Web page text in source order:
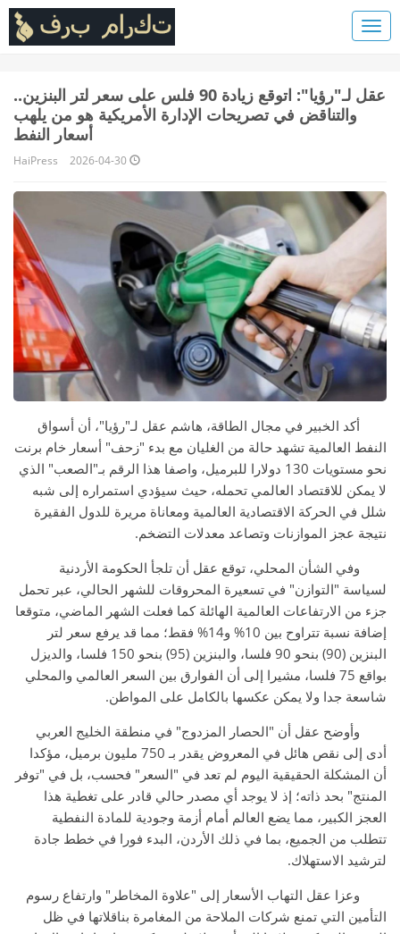
عقل لـ"رؤيا": اتوقع زيادة 90 فلس على سعر لتر البنزين..
والتناقض في تصريحات الإدارة الأمريكية هو من يلهب
أسعار النفط
2026-04-30
HaiPress
أكد الخبير في مجال الطاقة، هاشم عقل لـ"رؤيا"، أن أسواق
النفط العالمية تشهد حالة من الغليان مع بدء "زحف" أسعار خام برنت
نحو مستويات 130 دولارا للبرميل، واصفا هذا الرقم بـ"الصعب" الذي
لا يمكن للاقتصاد العالمي تحمله، حيث سيؤدي استمراره إلى شبه
شلل في الحركة الاقتصادية العالمية ومعاناة مريرة للدول الفقيرة
نتيجة عجز الموازنات وتصاعد معدلات التضخم.
وفي الشأن المحلي، توقع عقل أن تلجأ الحكومة الأردنية
لسياسة "التوازن" في تسعيرة المحروقات للشهر الحالي، عبر تحمل
جزء من الارتفاعات العالمية الهائلة كما فعلت الشهر الماضي، متوقعا
إضافة نسبة تتراوح بين 10% و14% فقط؛ مما قد يرفع سعر لتر
البنزين (90) بنحو 90 فلسا، والبنزين (95) بنحو 150 فلسا، والديزل
بواقع 75 فلسا، مشيرا إلى أن الفوارق بين السعر العالمي والمحلي
شاسعة جدا ولا يمكن عكسها بالكامل على المواطن.
وأوضح عقل أن "الحصار المزدوج" في منطقة الخليج العربي
أدى إلى نقص هائل في المعروض يقدر بـ 750 مليون برميل، مؤكدا
أن المشكلة الحقيقية اليوم لم تعد في "السعر" فحسب، بل في "توفر
المنتج" بحد ذاته؛ إذ لا يوجد أي مصدر حالي قادر على تغطية هذا
العجز الكبير، مما يضع العالم أمام أزمة وجودية للمادة النفطية
تتطلب من الجميع، بما في ذلك الأردن، البدء فورا في خطط جادة
لترشيد الاستهلاك.
وعزا عقل التهاب الأسعار إلى "علاوة المخاطر" وارتفاع رسوم
التأمين التي تمنع شركات الملاحة من المغامرة بناقلاتها في ظل